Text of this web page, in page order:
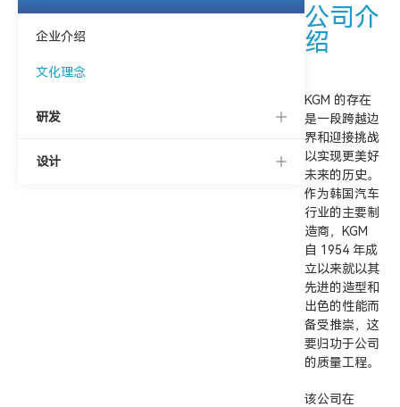
企业介绍
文化理念
研发
设计
公司介
绍
KGM 的存在
是一段跨越边
界和迎接挑战
以实现更美好
未来的历史。
作为韩国汽车
行业的主要制
造商，KGM
自 1954 年成
立以来就以其
先进的造型和
出色的性能而
备受推崇，这
要归功于公司
的质量工程。
该公司在